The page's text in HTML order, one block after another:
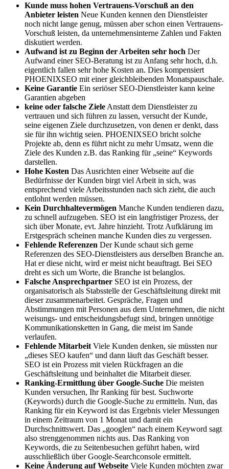
Kunde muss hohen Vertrauens-Vorschuß an den
Anbieter leisten Neue Kunden kennen den Dienstleister
noch nicht lange genug, müssen aber schon einen Vertrauens-
Vorschuß leisten, da unternehmensinterne Zahlen und Fakten
diskutiert werden.
Aufwand ist zu Beginn der Arbeiten sehr hoch Der
Aufwand einer SEO-Beratung ist zu Anfang sehr hoch, d.h.
eigentlich fallen sehr hohe Kosten an. Dies kompensiert
PHOENIXSEO mit einer gleichbleibenden Monatspauschale.
Keine Garantie Ein seriöser SEO-Dienstleister kann keine
Garantien abgeben
keine oder falsche Ziele Anstatt dem Dienstleister zu
vertrauen und sich führen zu lassen, versucht der Kunde,
seine eigenen Ziele durchzusetzen, von denen er denkt, dass
sie für ihn wichtig seien. PHOENIXSEO bricht solche
Projekte ab, denn es führt nicht zu mehr Umsatz, wenn die
Ziele des Kunden z.B. das Ranking für „seine“ Keywords
darstellen.
Hohe Kosten Das Ausrichten einer Webseite auf die
Bedürfnisse der Kunden birgt viel Arbeit in sich, was
entsprechend viele Arbeitsstunden nach sich zieht, die auch
entlohnt werden müssen.
Kein Durchhaltevermögen Manche Kunden tendieren dazu,
zu schnell aufzugeben. SEO ist ein langfristiger Prozess, der
sich über Monate, evt. Jahre hinzieht. Trotz Aufklärung im
Erstgespräch scheinen manche Kunden dies zu vergessen.
Fehlende Referenzen Der Kunde schaut sich gerne
Referenzen des SEO-Dienstleisters aus derselben Branche an.
Hat er diese nicht, wird er meist nicht beauftragt. Bei SEO
dreht es sich um Worte, die Branche ist belanglos.
Falsche Ansprechpartner SEO ist ein Prozess, der
organisatorisch als Stabsstelle der Geschäftsleitung direkt mit
dieser zusammenarbeitet. Gespräche, Fragen und
Abstimmungen mit Personen aus dem Unternehmen, die nicht
weisungs- und entscheidungsbefugt sind, bringen unnötige
Kommunikationsketten in Gang, die meist im Sande
verlaufen.
Fehlende Mitarbeit Viele Kunden denken, sie müssten nur
„dieses SEO kaufen“ und dann läuft das Geschäft besser.
SEO ist ein Prozess mit vielen Rückfragen an die
Geschäftsleitung und beinhaltet die Mitarbeit dieser.
Ranking-Ermittlung über Google-Suche Die meisten
Kunden versuchen, Ihr Ranking für best. Suchworte
(Keywords) durch die Google-Suche zu ermitteln. Nun, das
Ranking für ein Keyword ist das Ergebnis vieler Messungen
in einem Zeitraum von 1 Monat und damit ein
Durchschnittswert. Das „googlen“ nach einem Keyword sagt
also strenggenommen nichts aus. Das Ranking von
Keywords, die zu Seitenbesuchen geführt haben, wird
ausschließlich über Google-Searchconsole ermittelt.
Keine Änderung auf Webseite Viele Kunden möchten zwar